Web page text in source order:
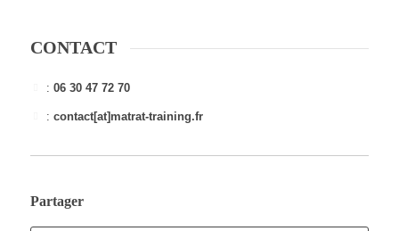
CONTACT
:06 30 47 72 70
:contact[at]matrat-training.fr
Partager